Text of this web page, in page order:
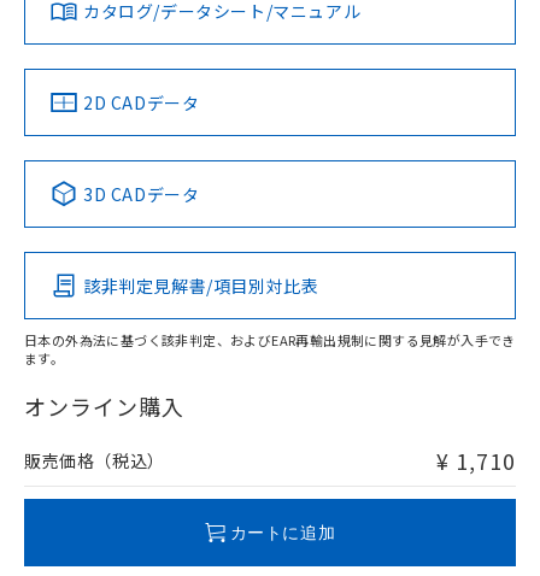
ソフトウェアの使用条件
対応済み
中国 RoHS 注意事項・凡例
Pb Hg Cd Cr(VI)
O
在庫等で未対応品が混在する可能性があります。
問い合わせください。
カタログ/データシート/マニュアル
2D CADデータ
3D CADデータ
該非判定見解書/項目別対比表
日本の外為法に基づく該非判定、およびEAR再輸出規制に関する見解が入手でき
ます。
オンライン購入
販売価格（税込） ¥ 1,710
カートに追加